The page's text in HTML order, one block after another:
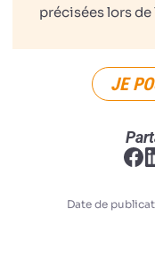
précisées lors de
JE
Date de